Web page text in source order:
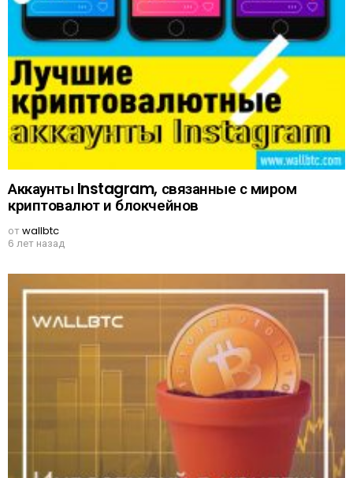
Аккаунты Instagram, связанные с миром
криптовалют и блокчейнов
отwallbtc
6 лет назад